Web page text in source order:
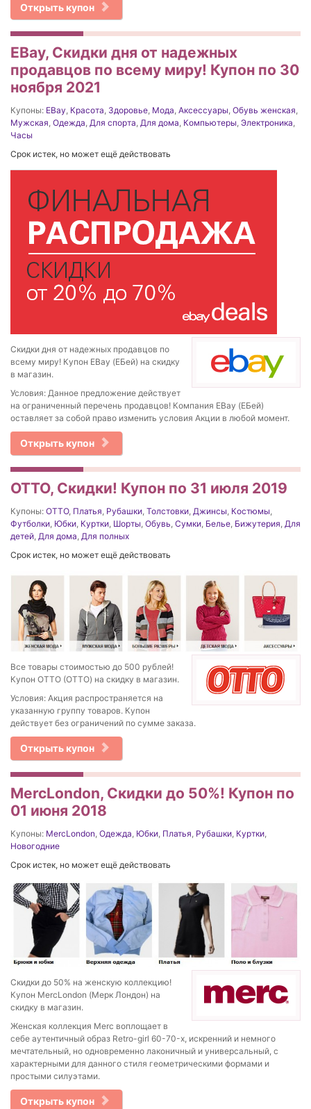
Открыть купон
EBay, Скидки дня от надежных
продавцов по всему миру! Купон по 30
ноября 2021
Купоны: EBay Красота Здоровье Мода Аксессуары Обувь женская
Мужская Одежда Для спорта Для дома Компьютеры Электроника
Часы
Срок истек, но может ещё действовать
Скидки дня от надежных продавцов по
всему миру! Купон EBay (ЕБей) на скидку
в магазин.
Условия: Данное предложение действует
на ограниченный перечень продавцов! Компания EBay (ЕБей)
оставляет за собой право изменить условия Акции в любой момент.
Открыть купон
OTTO, Скидки! Купон по 31 июля 2019
Купоны: OTTO, Платья Рубашки Толстовки Джинсы Костюмы
Футболки Юбки Куртки Шорты Обувь Сумки Белье Бижутерия Для
детей Для дома Для полных
Срок истек, но может ещё действовать
Все товары стоимостью до 500 рублей!
Купон OTTO (ОТТО) на скидку в магазин.
Условия: Акция распространяется на
указанную группу товаров. Купон
действует без ограничений по сумме заказа.
Открыть купон
MercLondon, Скидки до 50%! Купон по
01 июня 2018
Купоны: MercLondon Одежда Юбки Платья Рубашки Куртки
Новогодние
Срок истек, но может ещё действовать
Скидки до 50% на женскую коллекцию!
Купон MercLondon (Мерк Лондон) на
скидку в магазин.
Женская коллекция Merc воплощает в
себе аутентичный образ Retro-girl 60-70-х, искренний и немного
мечтательный, но одновременно лаконичный и универсальный, с
характерными для данного стиля геометрическими формами и
простыми силуэтами.
Открыть купон